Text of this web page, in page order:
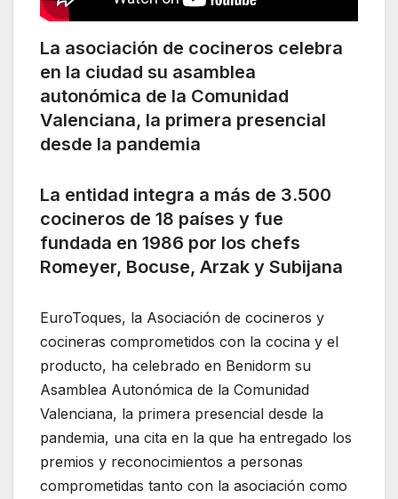
La asociación de cocineros celebra
en la ciudad su asamblea
autonómica de la Comunidad
Valenciana, la primera presencial
desde la pandemia
La entidad integra a más de 3.500
cocineros de 18 países y fue
fundada en 1986 por los chefs
Romeyer, Bocuse, Arzak y Subijana
EuroToques, la Asociación de cocineros y
cocineras comprometidos con la cocina y el
producto, ha celebrado en Benidorm su
Asamblea Autonómica de la Comunidad
Valenciana, la primera presencial desde la
pandemia, una cita en la que ha entregado los
premios y reconocimientos a personas
comprometidas tanto con la asociación como